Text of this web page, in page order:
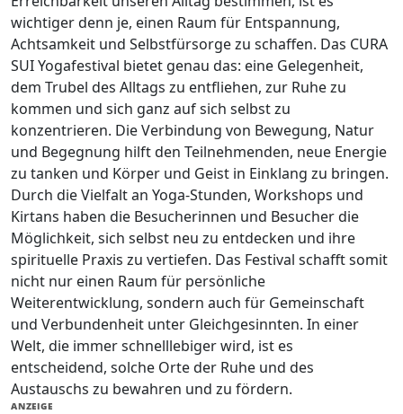
wichtiger denn je, einen Raum für Entspannung,
Achtsamkeit und Selbstfürsorge zu schaffen. Das CURA
SUI Yogafestival bietet genau das: eine Gelegenheit,
dem Trubel des Alltags zu entfliehen, zur Ruhe zu
kommen und sich ganz auf sich selbst zu
konzentrieren. Die Verbindung von Bewegung, Natur
und Begegnung hilft den Teilnehmenden, neue Energie
zu tanken und Körper und Geist in Einklang zu bringen.
Durch die Vielfalt an Yoga-Stunden, Workshops und
Kirtans haben die Besucherinnen und Besucher die
Möglichkeit, sich selbst neu zu entdecken und ihre
spirituelle Praxis zu vertiefen. Das Festival schafft somit
nicht nur einen Raum für persönliche
Weiterentwicklung, sondern auch für Gemeinschaft
und Verbundenheit unter Gleichgesinnten. In einer
Welt, die immer schnelllebiger wird, ist es
entscheidend, solche Orte der Ruhe und des
Austauschs zu bewahren und zu fördern.
ANZEIGE